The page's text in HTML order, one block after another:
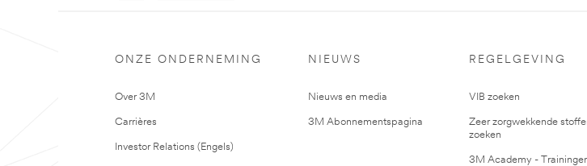
ONZE ONDERNEMING
Over 3M
Carrières
Investor Relations (Engels)
NIEUWS
Nieuws en media
3M Abonnementspagina
REGELGEVING
VIB zoeken
Zeer zorgwekkende
zoeken
3M Academy -